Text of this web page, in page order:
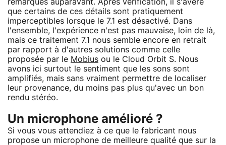
remarqués auparavant. Après vérification, il s'avère
que certains de ces détails sont pratiquement
imperceptibles lorsque le 7.1 est désactivé. Dans
l'ensemble, l'expérience n'est pas mauvaise, loin de là,
mais ce traitement 7.1 nous semble encore en retrait
par rapport à d'autres solutions comme celle
proposée par le Mobius ou le Cloud Orbit S. Nous
avons ici surtout le sentiment que les sons sont
amplifiés, mais sans vraiment permettre de localiser
leur provenance, du moins pas plus qu'avec un bon
rendu stéréo.
Un microphone amélioré ?
Si vous vous attendiez à ce que le fabricant nous
propose un microphone de meilleure qualité que sur la